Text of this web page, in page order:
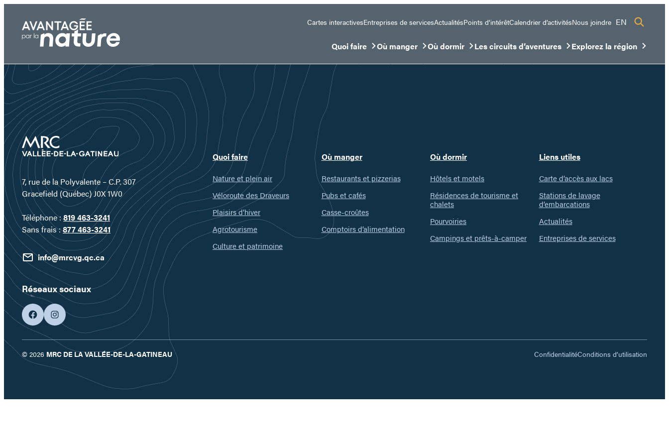
contenu
Cartes interactivesEntreprises de servicesActualitésPoints d’intérêtCalendrier d’activitésNous joindre EN
Quoi faire
Ouvrir/Fermer le sous-menu
Où manger
Ouvrir/Fermer le sous-menu
Où dormir
Ouvrir/Fermer le sous-menu
Les circuits d’aventures
Ouvrir/Fermer le sous-menuExplorez la région
Ouvrir/Fermer le sous-
7, rue de la Polyvalente – C.P. 307
Gracefield (Québec) J0X 1W0
Téléphone :819 463-3241
Sans frais :877 463-3241
info@mrcvg.qc.ca
Réseaux sociaux
facebookgoogleplus
Quoi faire
Nature et plein air
Véloroute des Draveurs
Plaisirs d’hiver
Agrotourisme
Culture et patrimoine
Où manger
Restaurants et pizzerias
Pubs et cafés
Casse-croûtes
Comptoirs d’alimentation
Où dormir
Hôtels et motels
Résidences de tourisme et
chalets
Pourvoiries
Campings et prêts-à-camper
Liens utiles
Carte d’accès aux lacs
Stations de lavage
d’embarcations
Actualités
Entreprises de services
© 2026 MRC DE LA VALLÉE-DE-LA-GATINEAU ConfidentialitéConditions d’utilisation